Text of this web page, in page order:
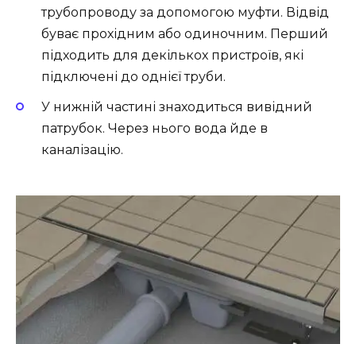
трубопроводу за допомогою муфти. Відвід
буває прохідним або одиночним. Перший
підходить для декількох пристроїв, які
підключені до однієї труби.
У нижній частині знаходиться вивідний
патрубок. Через нього вода йде в
каналізацію.